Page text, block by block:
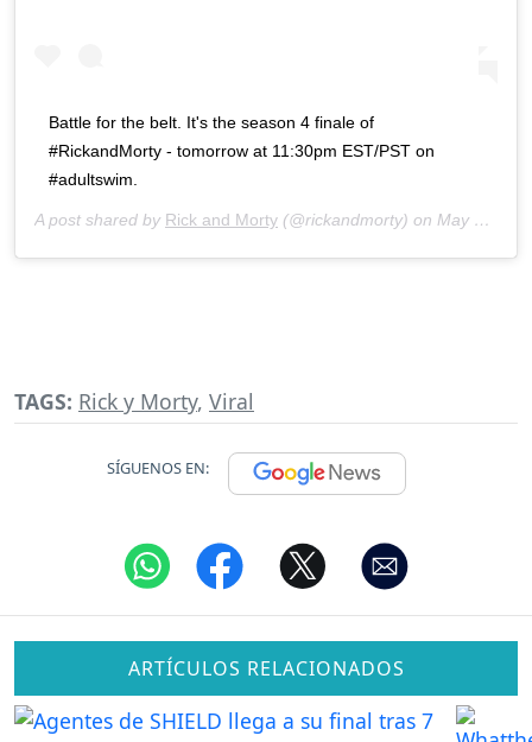
Battle for the belt. It's the season 4 finale of
#RickandMorty - tomorrow at 11:30pm EST/PST on
#adultswim.
A post shared by Rick and Morty (@rickandmorty) on May 30, 2020 at 12:00pm PDT
TAGS: Rick y Morty, Viral
SÍGUENOS EN:
ARTÍCULOS RELACIONADOS